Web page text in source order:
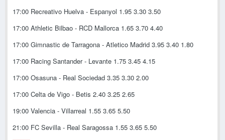
17:00 Recreativo Huelva - Espanyol 1.95 3.30 3.50
17:00 Athletic Bilbao - RCD Mallorca 1.65 3.70 4.40
17:00 Gimnastic de Tarragona - Atletico Madrid 3.95 3.40 1.80
17:00 Racing Santander - Levante 1.75 3.45 4.15
17:00 Osasuna - Real Sociedad 3.35 3.30 2.00
17:00 Celta de Vigo - Betis 2.40 3.25 2.65
19:00 Valencia - Villarreal 1.55 3.65 5.50
21:00 FC Sevilla - Real Saragossa 1.55 3.65 5.50